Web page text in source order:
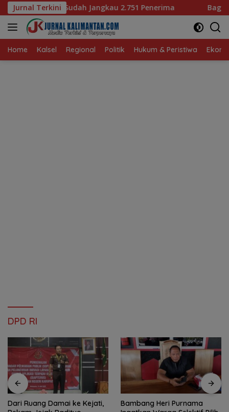
Langsung
ke
konten
Jurnal Terkini
2.751 Penerima Bagaimana KIP Hadapi
Home Kalsel Regional Politik Hukum & Peristiwa
DPD RI
Dari Ruang Damai ke Kejati,
Bambang Heri Purnama